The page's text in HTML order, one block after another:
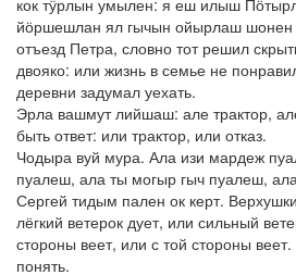
кок тӱрлын умылен: я еш илыш
йӧршешлан ял гычын ойырлаш
отъезд Петра, словно тот решил
двояко: или жизнь в семье не
деревни задумал уехать.
Эрла вашмут лийшаш: але трактор,
быть ответ: или трактор, или отказ.
Чодыра вуй мура. Ала изи мардеж
пуалеш, ала ты могыр гыч пуалеш,
Сергей тидым пален ок керт.
лёгкий ветерок дует, или сильный
стороны веет, или с той стороны
понять.